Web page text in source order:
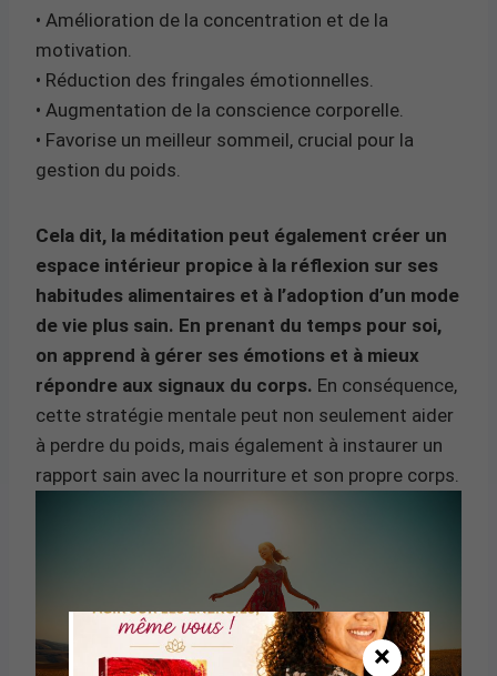
• Amélioration de la concentration et de la
motivation.
• Réduction des fringales émotionnelles.
• Augmentation de la conscience corporelle.
• Favorise un meilleur sommeil, crucial pour la
gestion du poids.
Cela dit, la méditation peut également créer un
espace intérieur propice à la réflexion sur ses
habitudes alimentaires et à l’adoption d’un mode
de vie plus sain. En prenant du temps pour soi,
on apprend à gérer ses émotions et à mieux
répondre aux signaux du corps. En conséquence,
cette stratégie mentale peut non seulement aider
à perdre du poids, mais également à instaurer un
rapport sain avec la nourriture et son propre corps.
×